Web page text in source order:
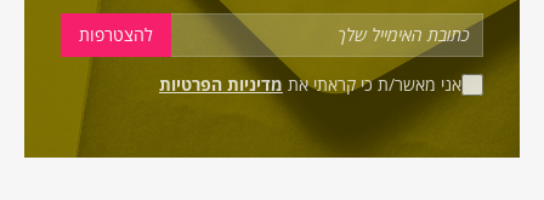
אני מאשר/ת כי קראתי את מדיניות הפרטיות